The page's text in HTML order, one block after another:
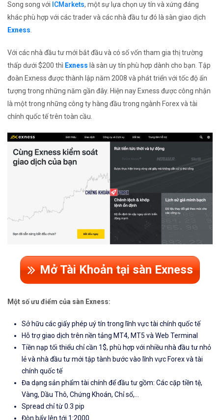
Song song với ICMarkets, một sự lựa chọn uy tín và xứng đáng
khác phù hợp với các trader và các nhà đầu tư đó là sàn giao dịch
Exness.
Với các nhà đầu tư mới bắt đầu và có số vốn tham gia thị trường
thấp dưới $200 thì Exness là sàn uy tín phù hợp dành cho bạn. Tập
đoàn Exness được thành lập năm 2008 và phát triển với tốc độ ấn
tượng trong những năm gần đây. Hiện nay Exness được công nhận
là một trong những công ty hàng đầu trong ngành Forex và tài
chính quốc tế trên toàn cầu.
Mở Tài Khoản tại sàn Exness
Một số ưu điểm của sàn Exness:
Sở hữu các giấy phép uý tín trong lĩnh vực tài chính quốc tế
Hỗ trợ giao dịch trên nền tảng MT4, MT5 và Web Terminal
Tiền nạp tối thiểu chỉ cần 1$, phù hợp với nhiều nhà đầu tư nhỏ
lẻ và nhà đầu tư mới tập tành bước vào lĩnh vực Forex và tài
chính quốc tế
Đa dạng sản phẩm tài chính để đầu tư gồm: Các cặp tiền tệ,
Vàng, Dầu Thô, Chứng Khoán, Chỉ số,...
Spread chỉ từ 0.3 pip
Đòn bẩy lên tới 1:2000